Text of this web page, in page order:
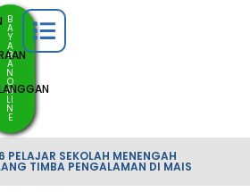
B
A
Y
A
R
A
N
O
N
LI
N
E
PELAJAR SEKOLAH MENENGAH
TIMBA PENGALAMAN DI MAIS